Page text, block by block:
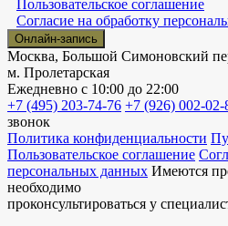
Пользовательское соглашение
Согласие на обработку
Онлайн-запись
Москва, Большой Симоновский
м. Пролетарская
Ежедневно с 10:00 до 22:00
+7 (495) 203-74-76 +7 (926) 002-02-
звонок
Политика конфиденциальности
Пользовательское соглашение
персональных данных Имеются
необходимо
проконсультироваться у